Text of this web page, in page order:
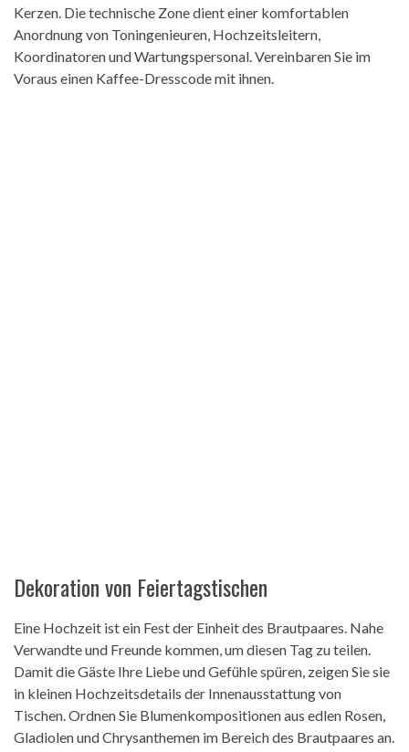
Kerzen. Die technische Zone dient einer komfortablen
Anordnung von Toningenieuren, Hochzeitsleitern,
Koordinatoren und Wartungspersonal. Vereinbaren Sie im
Voraus einen Kaffee-Dresscode mit ihnen.
Dekoration von Feiertagstischen
Eine Hochzeit ist ein Fest der Einheit des Brautpaares. Nahe
Verwandte und Freunde kommen, um diesen Tag zu teilen.
Damit die Gäste Ihre Liebe und Gefühle spüren, zeigen Sie sie
in kleinen Hochzeitsdetails der Innenausstattung von
Tischen. Ordnen Sie Blumenkompositionen aus edlen Rosen,
Gladiolen und Chrysanthemen im Bereich des Brautpaares an.